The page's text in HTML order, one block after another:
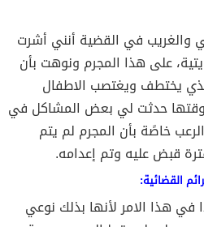
في القضية أنني أشرت
على هذا المجرم ونوهت بأن
يختطف ويغتصب الاطفال
وقتها حدثت لي بعض المشاكل في
خاصًة بأن المجرم لم يتم
قبض عليه وتم إعدامه.
القضائية:
في هذا الامر لأنها بذلك نوعي